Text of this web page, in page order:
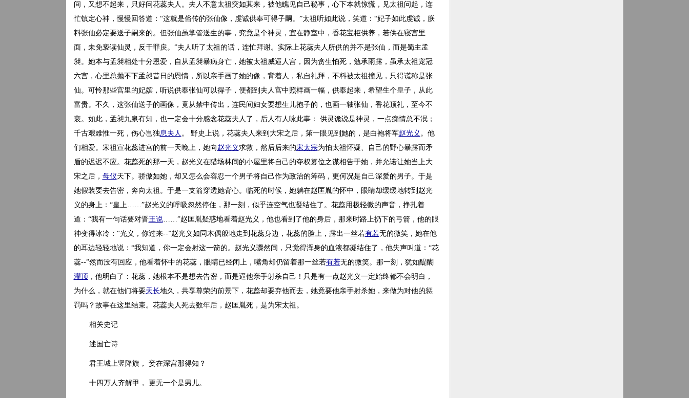
间，又想不起来，只好问花蕊夫人。夫人不意太祖突如其来，被他瞧见自己秘事，心下本就惊慌，见太祖问起，连
忙镇定心神，慢慢回答道：“这就是俗传的张仙像，虔诚供奉可得子嗣。”太祖听如此说，笑道：“妃子如此虔诚，朕
料张仙必定要送子嗣来的。但张仙虽掌管送生的事，究竟是个神灵，宜在静室中，香花宝柜供养，若供在寝宫里
面，未免亵读仙灵，反干罪戾。”夫人听了太祖的话，连忙拜谢。实际上花蕊夫人所供的并不是张仙，而是蜀主孟
昶。她本与孟昶相处十分恩爱，自从孟昶暴病身亡，她被太祖威逼人宫，因为贪生怕死，勉承雨露，虽承太祖宠冠
六宫，心里总抛不下孟昶昔日的恩情，所以亲手画了她的像，背着人，私自礼拜，不料被太祖撞见，只得谎称是张
仙。可怜那些宫里的妃嫔，听说供奉张仙可以得子，便都到夫人宫中照样画一幅，供奉起来，希望生个皇子，从此
富贵。不久，这张仙送子的画像，竟从禁中传出，连民间妇女要想生儿抱子的，也画一轴张仙，香花顶礼，至今不
衰。如此，孟昶九泉有知，也一定会十分感念花蕊夫人了，后人有人咏此事： 供灵诡说是神灵，一点痴情总不泯；
千古艰难惟一死，伤心岂独息夫人 。 野史上说，花蕊夫人来到大宋之后，第一眼见到她的，是白袍将军赵光义 。他
们相爱。宋祖宣花蕊进宫的前一天晚上，她向 赵光义求救，然后后来的宋太宗为怕太祖怀疑、自己的野心暴露而矛
盾的迟迟不应。花蕊死的那一天，赵光义在猎场林间的小屋里将自己的夺权篡位之谋相告于她，并允诺让她当上大
宋之后， 母仪天下。骄傲如她，却又怎么会容忍一个男子将自己作为政治的筹码，更何况是自己深爱的男子。于是
她假装要去告密，奔向太祖。于是一支箭穿透她背心。临死的时候，她躺在赵匡胤的怀中，眼睛却缓缓地转到赵光
义的身上：“皇上……”赵光义的呼吸忽然停住，那一刻，似乎连空气也凝结住了。花蕊用极轻微的声音，挣扎着
道：“我有一句话要对晋王说……”赵匡胤疑惑地看着赵光义，他也看到了他的身后，那来时路上扔下的弓箭，他的眼
神变得冰冷：“光义，你过来--”赵光义如同木偶般地走到花蕊身边，花蕊的脸上，露出一丝若有若无的微笑，她在他
的耳边轻轻地说：“我知道，你一定会射这一箭的。赵光义骤然间，只觉得浑身的血液都凝结住了，他失声叫道：“花
蕊--”然而没有回应，他看着怀中的花蕊，眼睛已经闭上，嘴角却仍留着那一丝若有若无的微笑。那一刻，犹如醍醐
灌顶 ，他明白了：花蕊，她根本不是想去告密，而是逼他亲手射杀自己！只是有一点赵光义一定始终都不会明白，
为什么，就在他们将要天长地久，共享尊荣的前景下，花蕊却要弃他而去，她竟要他亲手射杀她，来做为对他的惩
罚吗？故事在这里结束。花蕊夫人死去数年后，赵匡胤死，是为宋太祖。
相关史记
述国亡诗
君王城上竖降旗， 妾在深宫那得知？
十四万人齐解甲， 更无一个是男儿。